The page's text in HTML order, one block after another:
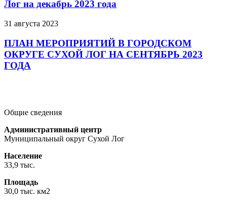
Лог на декабрь 2023 года
31 августа 2023
ПЛАН МЕРОПРИЯТИЙ В ГОРОДСКОМ
ОКРУГЕ СУХОЙ ЛОГ НА СЕНТЯБРЬ 2023
ГОДА
Общие сведения
Административный центр
Муниципальный округ Сухой Лог
Население
33,9 тыс.
Площадь
30,0 тыс. км2